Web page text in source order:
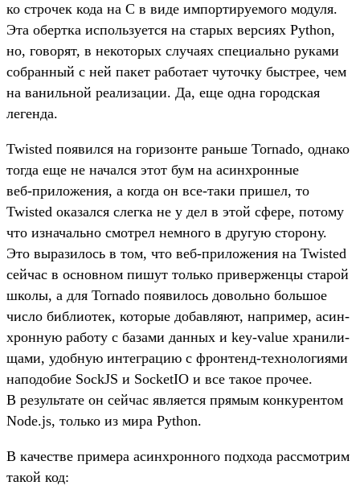
ко стро­чек кода на C в виде импорти­руемо­го модуля.
Эта обер­тка исполь­зует­ся на ста­рых вер­сиях Python,
но, говорят, в некото­рых слу­чаях спе­циаль­но руками
соб­ранный с ней пакет работа­ет чуточ­ку быс­трее, чем
на ваниль­ной реали­зации. Да, еще одна город­ская
леген­да.
Twisted появил­ся на горизон­те рань­ше Tornado, одна­ко
тог­да еще не начал­ся этот бум на асин­хрон­ные
веб‑при­ложе­ния, а ког­да он все‑таки при­шел, то
Twisted ока­зал­ся слег­ка не у дел в этой сфе­ре, потому
что изна­чаль­но смот­рел нем­ного в дру­гую сто­рону.
Это вырази­лось в том, что веб‑при­ложе­ния на Twisted
сей­час в основном пишут толь­ко при­вер­женцы ста­рой
шко­лы, а для Tornado появи­лось доволь­но боль­шое
чис­ло биб­лиотек, которые добав­ляют, нап­ример, асин­
хрон­ную работу с базами дан­ных и key-value хра­нили­
щами, удоб­ную интегра­цию с фрон­тенд‑тех­нологи­ями
наподо­бие SockJS и SocketIO и все такое про­чее.
В резуль­тате он сей­час явля­ется пря­мым кон­курен­том
Node.js, толь­ко из мира Python.
В качес­тве при­мера асин­хрон­ного под­хода рас­смот­рим
такой код: